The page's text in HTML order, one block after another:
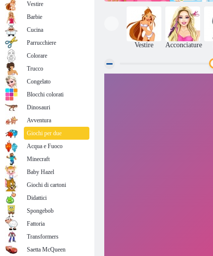
Vestire Acconciature
Vestire
Barbie
Cucina
Parrucchiere
Colorare
Trucco
Congelato
Blocchi colorati
Dinosauri
Avventura
Giochi per due
Acqua e Fuoco
Minecraft
Baby Hazel
Giochi di cartoni
Didattici
Spongebob
Fattoria
Transformers
Saetta McQueen